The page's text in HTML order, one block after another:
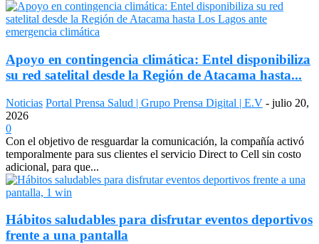
Apoyo en contingencia climática: Entel disponibiliza
su red satelital desde la Región de Atacama hasta...
Noticias Portal Prensa Salud | Grupo Prensa Digital | E.V - julio 20,
2026
0
Con el objetivo de resguardar la comunicación, la compañía activó
temporalmente para sus clientes el servicio Direct to Cell sin costo
adicional, para que...
Hábitos saludables para disfrutar eventos deportivos
frente a una pantalla